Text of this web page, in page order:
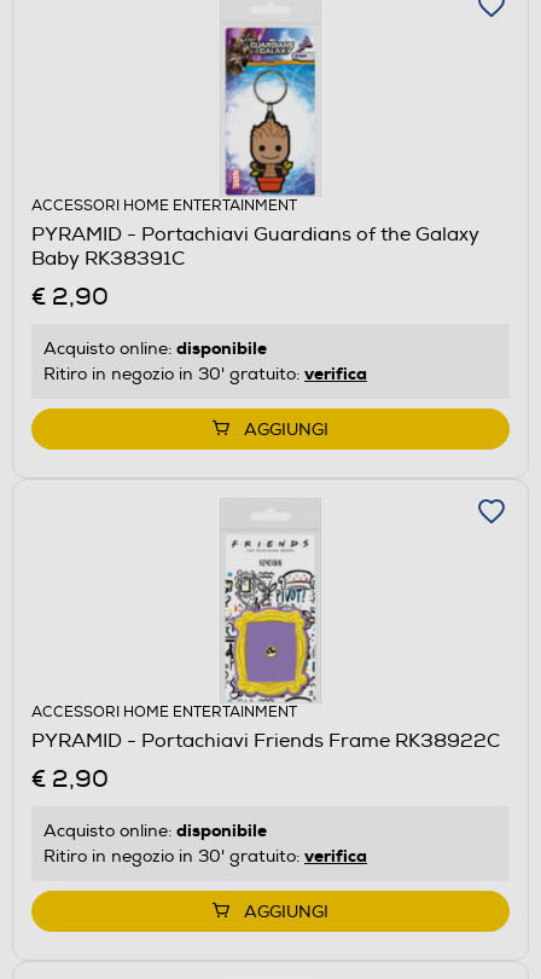
ACCESSORI HOME ENTERTAINMENT
PYRAMID - Portachiavi Guardians of the Galaxy
Baby RK38391C
€ 2,90
Acquisto online: disponibile
Ritiro in negozio in 30' gratuito: verifica
AGGIUNGI
ACCESSORI HOME ENTERTAINMENT
PYRAMID - Portachiavi Friends Frame RK38922C
€ 2,90
Acquisto online: disponibile
Ritiro in negozio in 30' gratuito: verifica
AGGIUNGI